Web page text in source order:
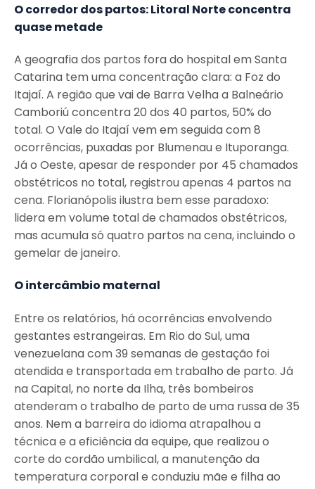
O corredor dos partos: Litoral Norte concentra
quase metade
A geografia dos partos fora do hospital em Santa
Catarina tem uma concentração clara: a Foz do
Itajaí. A região que vai de Barra Velha a Balneário
Camboriú concentra 20 dos 40 partos, 50% do
total. O Vale do Itajaí vem em seguida com 8
ocorrências, puxadas por Blumenau e Ituporanga.
Já o Oeste, apesar de responder por 45 chamados
obstétricos no total, registrou apenas 4 partos na
cena. Florianópolis ilustra bem esse paradoxo:
lidera em volume total de chamados obstétricos,
mas acumula só quatro partos na cena, incluindo o
gemelar de janeiro.
O intercâmbio maternal
Entre os relatórios, há ocorrências envolvendo
gestantes estrangeiras. Em Rio do Sul, uma
venezuelana com 39 semanas de gestação foi
atendida e transportada em trabalho de parto. Já
na Capital, no norte da Ilha, três bombeiros
atenderam o trabalho de parto de uma russa de 35
anos. Nem a barreira do idioma atrapalhou a
técnica e a eficiência da equipe, que realizou o
corte do cordão umbilical, a manutenção da
temperatura corporal e conduziu mãe e filha ao